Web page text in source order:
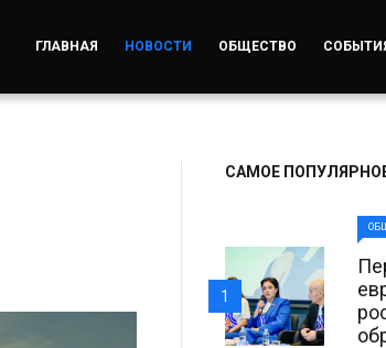
ГЛАВНАЯ НОВОСТИ ОБЩЕСТВО
САМОЕ
1